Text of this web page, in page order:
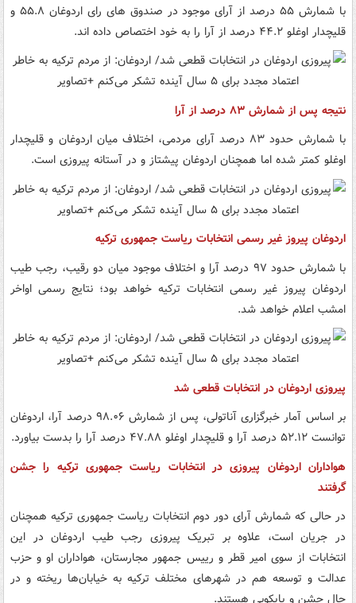
با شمارش ۵۵ درصد از آرای موجود در صندوق های رای اردوغان ۵۵.۸ و
قلیچدار اوغلو ۴۴.۲ درصد از آرا را به خود اختصاص داده اند.
نتیجه پس از شمارش ۸۳ درصد از آرا
با شمارش حدود ۸۳ درصد آرای مردمی، اختلاف میان اردوغان و قلیچدار
اوغلو کمتر شده اما همچنان اردوغان پیشتاز و در آستانه پیروزی است.
اردوغان پیروز غیر رسمی انتخابات ریاست جمهوری ترکیه
با شمارش حدود ۹۷ درصد آرا و اختلاف موجود میان دو رقیب، رجب طیب
اردوغان پیروز غیر رسمی انتخابات ترکیه خواهد بود؛ نتایج رسمی اواخر
امشب اعلام خواهد شد.
پیروزی اردوغان در انتخابات قطعی شد
بر اساس آمار خبرگزاری آناتولی، پس از شمارش ۹۸.۰۶ درصد آرا، اردوغان
توانست ۵۲.۱۲ درصد آرا و قلیچدار اوغلو ۴۷.۸۸ درصد آرا را بدست بیاورد.
هواداران اردوغان پیروزی در انتخابات ریاست جمهوری ترکیه را جشن
گرفتند
در حالی که شمارش آرای دور دوم انتخابات ریاست جمهوری ترکیه همچنان
در جریان است، علاوه بر تبریک پیروزی رجب طیب اردوغان در این
انتخابات از سوی امیر قطر و رییس جمهور مجارستان، هواداران او و حزب
عدالت و توسعه هم در شهرهای مختلف ترکیه به خیابان‌ها ریخته و در
حال جشن و پایکوبی هستند.